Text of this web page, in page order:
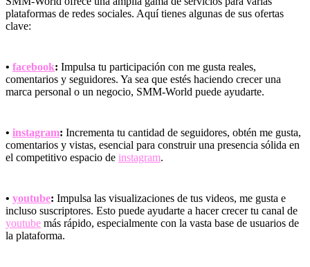
plataformas de redes sociales. Aquí tienes algunas de sus ofertas
clave:
• facebook: Impulsa tu participación con me gusta reales,
comentarios y seguidores. Ya sea que estés haciendo crecer una
marca personal o un negocio, SMM-World puede ayudarte.
• instagram: Incrementa tu cantidad de seguidores, obtén me gusta,
comentarios y vistas, esencial para construir una presencia sólida en
el competitivo espacio de instagram.
• youtube: Impulsa las visualizaciones de tus videos, me gusta e
incluso suscriptores. Esto puede ayudarte a hacer crecer tu canal de
youtube más rápido, especialmente con la vasta base de usuarios de
la plataforma.